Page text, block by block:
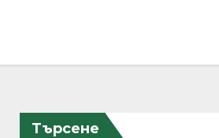
Търсене